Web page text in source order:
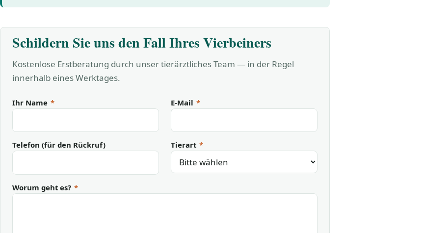
Schildern Sie uns den Fall Ihres Vierbeiners
Kostenlose Erstberatung durch unser tierärztliches Team — in der Regel
innerhalb eines Werktages.
Ihr Name * E-Mail *
Telefon (für den Rückruf) Tierart *
Worum geht es? *